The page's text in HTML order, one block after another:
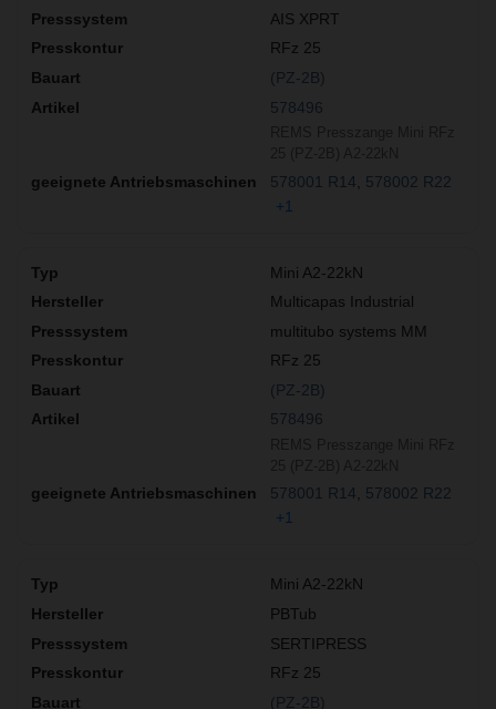
AIS XPRT
RFz 25
(PZ-2B)
578496
578001 R14
578002 R22
+1
Mini A2-22kN
Multicapas Industrial
multitubo systems MM
RFz 25
(PZ-2B)
578496
578001 R14
578002 R22
+1
Mini A2-22kN
PBTub
SERTIPRESS
RFz 25
(PZ-2B)